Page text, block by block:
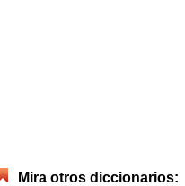
Mira otros diccionarios: